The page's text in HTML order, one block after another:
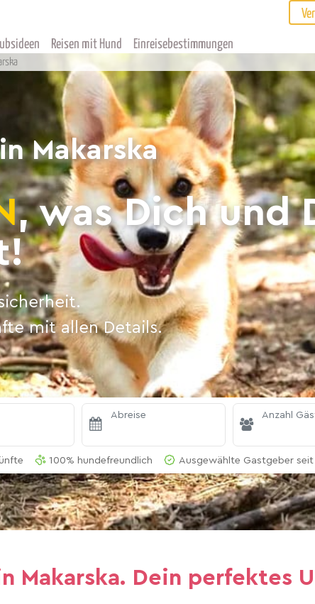
Reisen mit Hund Einreisebestimmungen
Makarska
, was Dich und
mit allen Details.
Abreise Anzahl
100% hundefreundlich Ausgewählte Gastgeber
Makarska. Dein perfektes